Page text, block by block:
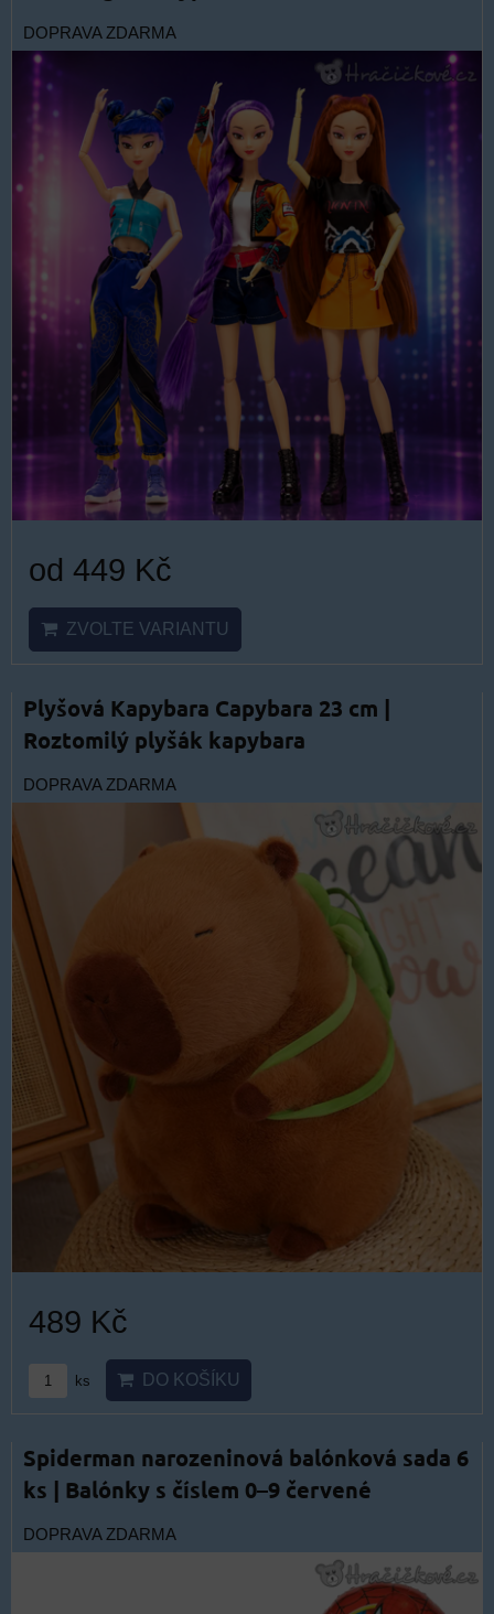
DOPRAVA ZDARMA
od 449 Kč
ZVOLTE VARIANTU
Plyšová Kapybara Capybara 23 cm |
Roztomilý plyšák kapybara
DOPRAVA ZDARMA
489 Kč
ks DO KOŠÍKU
Spiderman narozeninová balónková sada 6
ks | Balónky s číslem 0–9 červené
DOPRAVA ZDARMA